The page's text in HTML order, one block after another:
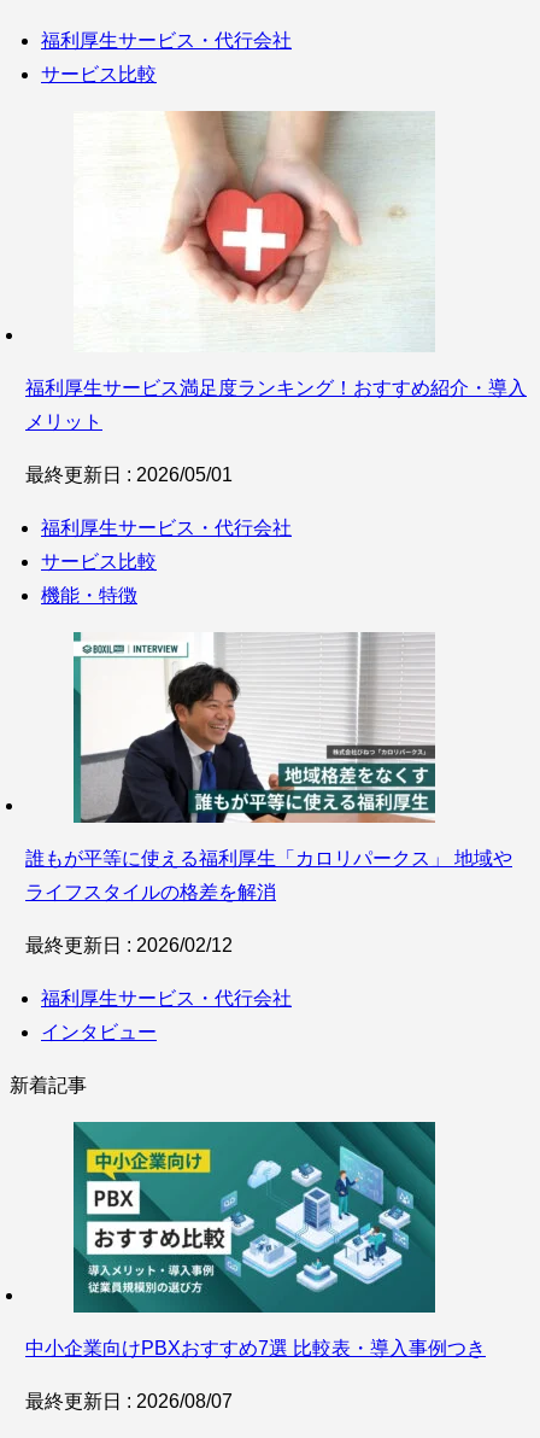
福利厚生サービス・代行会社
サービス比較
福利厚生サービス満足度ランキング！おすすめ紹介・導入
メリット
最終更新日 : 2026/05/01
福利厚生サービス・代行会社
サービス比較
機能・特徴
誰もが平等に使える福利厚生「カロリパークス」 地域や
ライフスタイルの格差を解消
最終更新日 : 2026/02/12
福利厚生サービス・代行会社
インタビュー
新着記事
中小企業向けPBXおすすめ7選 比較表・導入事例つき
最終更新日 : 2026/08/07